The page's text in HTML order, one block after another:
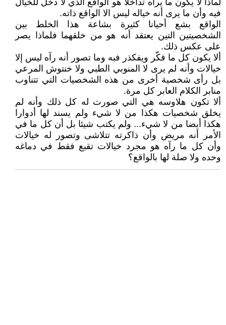
لماذا لا يكون ما يراه تداخلا هو الواقع الذي لا دخل للخيال
فيه وأن ما يرى أنه خياله ليس الا الواقع ذاته.
الواقع بشع أحيانا كثيرة بشاعة هذا الخلط بين
الشخصيتين التين يعتقد أنه هو من خلقهما فلماذا يصر
على عكس ذلك.
ألا يكون كل ما فكّر ويفكذر فبه وما تصور أنه رآه ليس إلا
خيالات وأنه لم يرى لا المنوبي الطبي ولا خنتوش المرعي
بل رأى شخصية أخرى من هذه الشخصيات التي تتناوب
منابر الكلام العابر كل مرة.
ألا تكون هلاوسه هي التي صورت له كل ذلك وأنه لم
يخلق شخصيات هكذا من لا شيء ولم يسند لها أدوارا
هكذا أيضا من لا شيء... ولم يكتب شيئا بل أن كل ما في
الأمر أنه مريض وأن ذاكرته تتلاشى وتصور له خيالات
وأن كل ما رآه هو مجرد خيالات تقبع فقط في دماغه
وحده ولا صلة لها بالواقع؟